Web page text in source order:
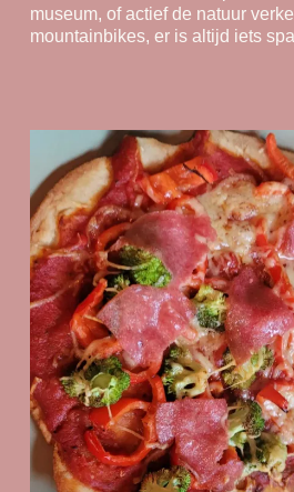
museum, of actief de natuur
mountainbikes, er is altijd iets